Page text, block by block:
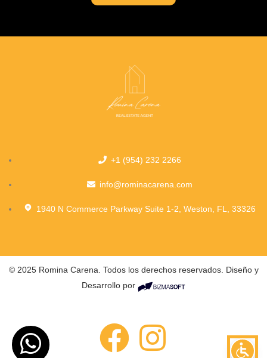
+1 (954) 232 2266
info@rominacarena.com
1940 N Commerce Parkway Suite 1-2, Weston, FL, 33326
© 2025 Romina Carena. Todos los derechos reservados. Diseño y
Desarrollo por